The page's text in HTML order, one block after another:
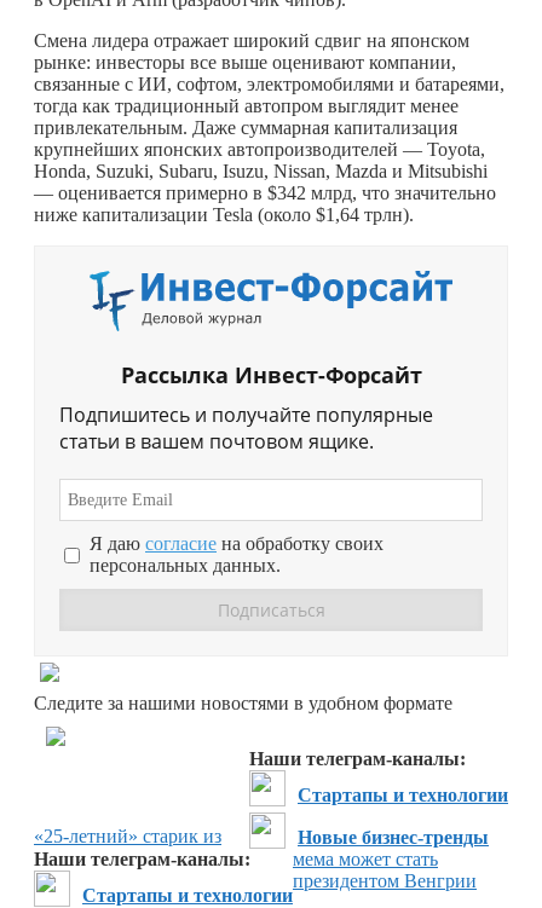
Смена лидера отражает широкий сдвиг на японском
рынке: инвесторы все выше оценивают компании,
связанные с ИИ, софтом, электромобилями и батареями,
тогда как традиционный автопром выглядит менее
привлекательным. Даже суммарная капитализация
крупнейших японских автопроизводителей — Toyota,
Honda, Suzuki, Subaru, Isuzu, Nissan, Mazda и Mitsubishi
— оценивается примерно в $342 млрд, что значительно
ниже капитализации Tesla (около $1,64 трлн).
Рассылка Инвест-Форсайт
Подпишитесь и получайте популярные
статьи в вашем почтовом ящике.
Я даю согласие на обработку своих
персональных данных.
Следите за нашими новостями в удобном формате
Наши телеграм-каналы:
Стартапы и технологии
Новые бизнес-тренды
Наши телеграм-каналы:
Стартапы и технологии
«25-летний» старик из
мема может стать
президентом Венгрии